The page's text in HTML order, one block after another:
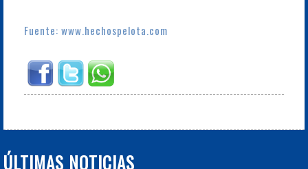
Fuente: www.hechospelota.com
ÚLTIMAS NOTICIAS